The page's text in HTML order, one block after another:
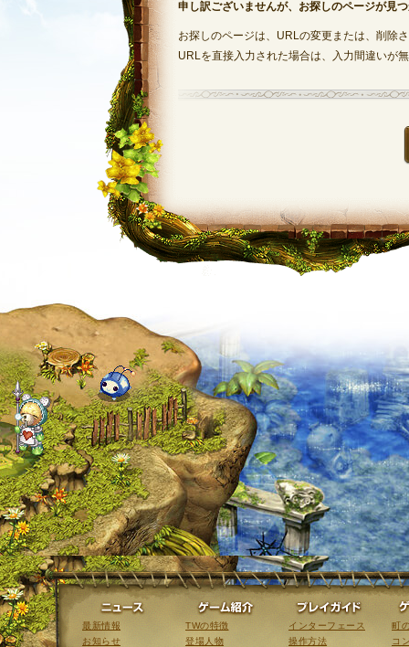
申し訳ございませんが、お探しのページが見
お探しのページは、URLの変更または、削除
URLを直接入力された場合は、入力間違いが
ニュース
最新情報
お知らせ
ゲーム紹介
TWの特徴
登場人物
インターフェース
操作方法
町
コ